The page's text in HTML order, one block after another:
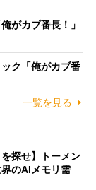
がカブ番長！」
ク「俺がカブ番
一覧を見る
探せ】トーメン
のAIメモリ需